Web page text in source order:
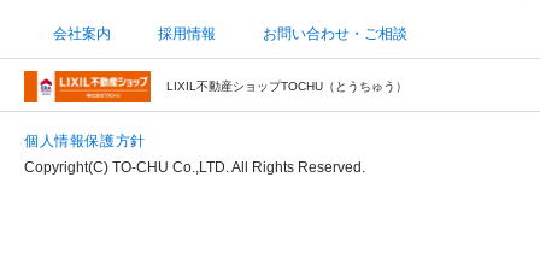
会社案内 採用情報 お問い合わせ・ご相談
LIXIL不動産ショップTOCHU（とうちゅう）
個人情報保護方針
Copyright(C) TO-CHU Co.,LTD. All Rights Reserved.